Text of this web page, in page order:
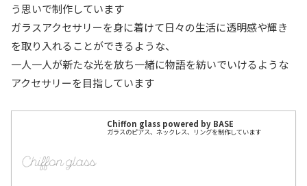
う思いで制作しています
ガラスアクセサリーを身に着けて日々の生活に透明感や輝き
を取り入れることができるような、
一人一人が新たな光を放ち一緒に物語を紡いでいけるような
アクセサリーを目指しています
Chiffon glass powered by BASE
ガラスのピアス、ネックレス、リングを制作しています